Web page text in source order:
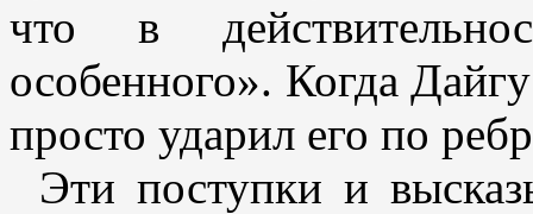
что в
особенного». Когда
просто ударил его по
Эти поступки и